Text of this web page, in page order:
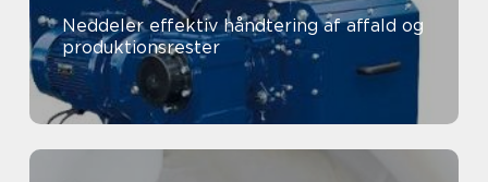
Neddeler effektiv håndtering af affald og
produktionsrester